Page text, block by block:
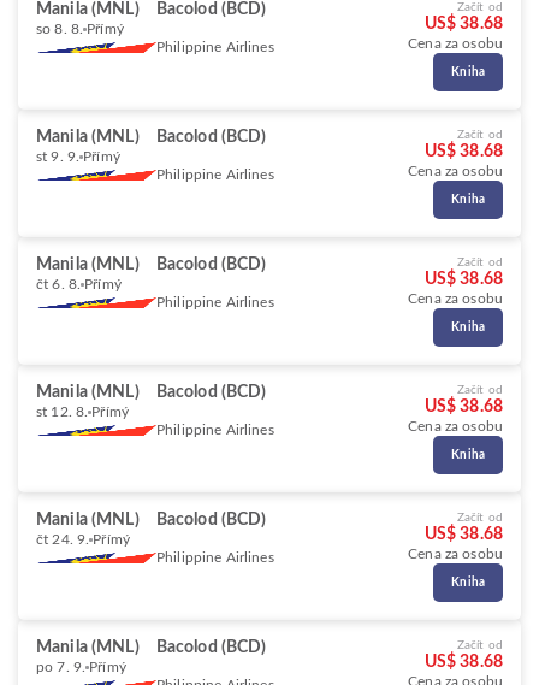
Manila (MNL) Bacolod (BCD)
so 8. 8. Přímý
Philippine Airlines
Začít od
US$ 38.68
Cena za osobu
Kniha
Manila (MNL) Bacolod (BCD)
st 9. 9. Přímý
Philippine Airlines
Začít od
US$ 38.68
Cena za osobu
Kniha
Manila (MNL) Bacolod (BCD)
čt 6. 8. Přímý
Philippine Airlines
Začít od
US$ 38.68
Cena za osobu
Kniha
Manila (MNL) Bacolod (BCD)
st 12. 8. Přímý
Philippine Airlines
Začít od
US$ 38.68
Cena za osobu
Kniha
Manila (MNL) Bacolod (BCD)
čt 24. 9. Přímý
Philippine Airlines
Začít od
US$ 38.68
Cena za osobu
Kniha
Manila (MNL) Bacolod (BCD)
po 7. 9. Přímý
Začít od
US$ 38.68
Cena za osobu